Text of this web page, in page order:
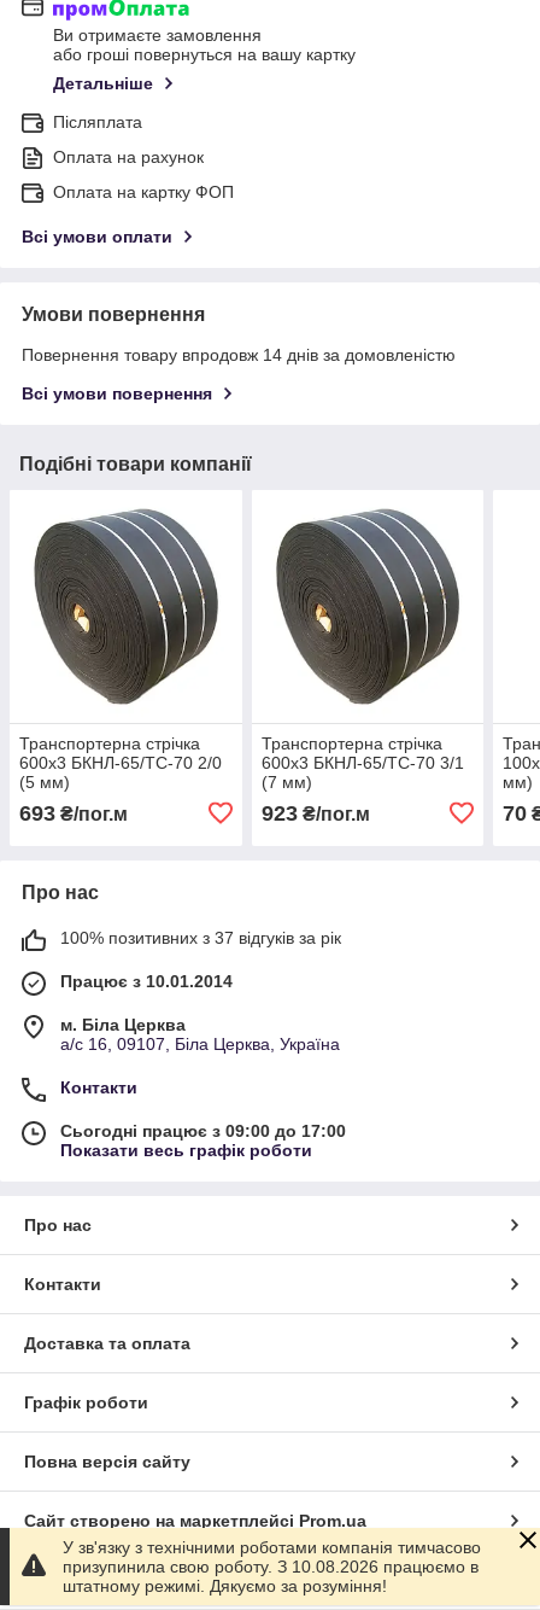
Ви отримаєте замовлення
або гроші повернуться на вашу картку
Детальніше
Післяплата
Оплата на рахунок
Оплата на картку ФОП
Всі умови оплати
Умови повернення
Повернення товару впродовж 14 днів за домовленістю
Всі умови повернення
Подібні товари компанії
Транспортерна стрічка
600х3 БКНЛ-65/ТС-70 2/0
(5 мм)
693 ₴/пог.м
Транспортерна стрічка
600х3 БКНЛ-65/ТС-70 3/1
(7 мм)
923₴/пог.м
мм)
70
Про нас
100% позитивних з 37 відгуків за рік
Працює з 10.01.2014
м. Біла Церква
а/с 16, 09107, Біла Церква, Україна
Контакти
Сьогодні працює з 09:00 до 17:00
Показати весь графік роботи
Про нас
Контакти
Доставка та оплата
Графік роботи
Повна версія сайту
Сайт створено на маркетплейсі Prom.ua
Політика конфіденційності
У зв'язку з технічними роботами компанія тимчасово
призупинила свою роботу. З 10.08.2026 працюємо в
штатному режимі. Дякуємо за розуміння!